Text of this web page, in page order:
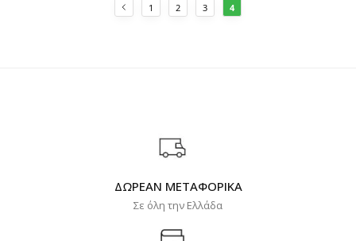
1 2 3 4
ΔΩΡΕΑΝ ΜΕΤΑΦΟΡΙΚΑ
Σε όλη την Ελλάδα